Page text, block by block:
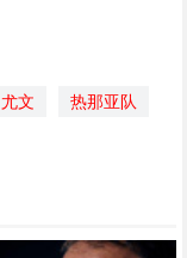
尤文 热那亚队